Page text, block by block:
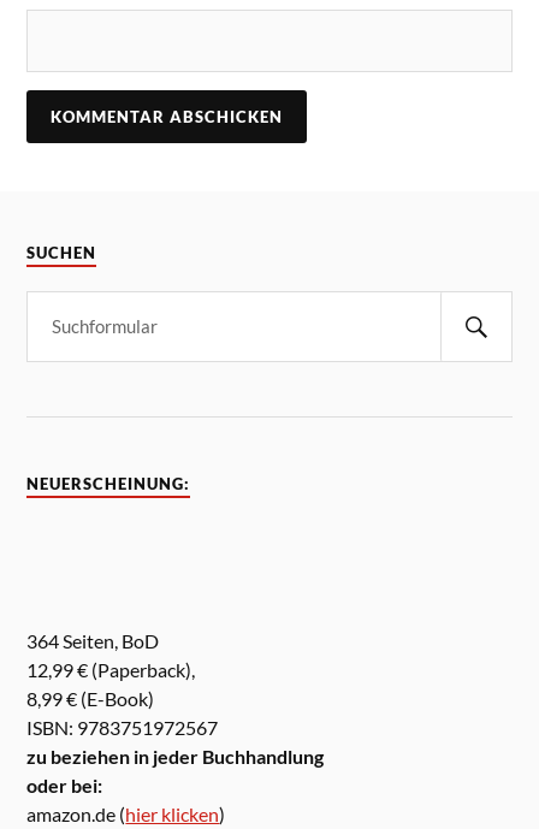
SUCHEN
NEUERSCHEINUNG:
364 Seiten, BoD
12,99 € (Paperback),
8,99 € (E-Book)
ISBN: 9783751972567
zu beziehen in jeder Buchhandlung
oder bei:
amazon.de (hier klicken)